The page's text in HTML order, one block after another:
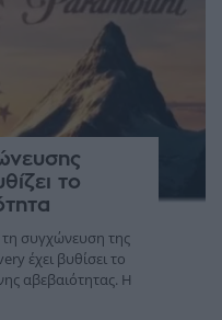
το
συγχώνευση της
έχει βυθίσει το
αβεβαιότητας. Η